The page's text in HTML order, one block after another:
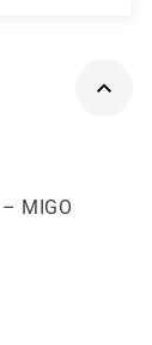
MIGO